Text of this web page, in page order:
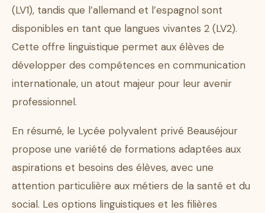
(LV1), tandis que l’allemand et l’espagnol sont
disponibles en tant que langues vivantes 2 (LV2).
Cette offre linguistique permet aux élèves de
développer des compétences en communication
internationale, un atout majeur pour leur avenir
professionnel.
En résumé, le Lycée polyvalent privé Beauséjour
propose une variété de formations adaptées aux
aspirations et besoins des élèves, avec une
attention particulière aux métiers de la santé et du
social. Les options linguistiques et les filières